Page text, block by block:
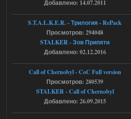
18:37
r4908778
с избавлением от баласта,
доходяга.
Путь во мгле + GUNSLINGER mod
Stalker-Mods-Clan-su
Доступно только для пользователей
Добавлено: 14.07.2011
S.T.A.L.K.E.R. - Трилогия - RePack
Просмотров: 294048
STALKER - Зов Припяти
Добавлено: 02.12.2016
Call of Chernobyl - CoC Full version
Просмотров: 280539
STALKER - Call of Chernobyl
Добавлено: 26.09.2015